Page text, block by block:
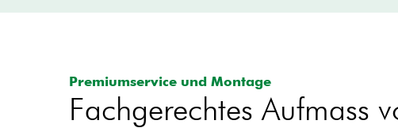
Premiumservice und Montage
Fachgerechtes Aufmass